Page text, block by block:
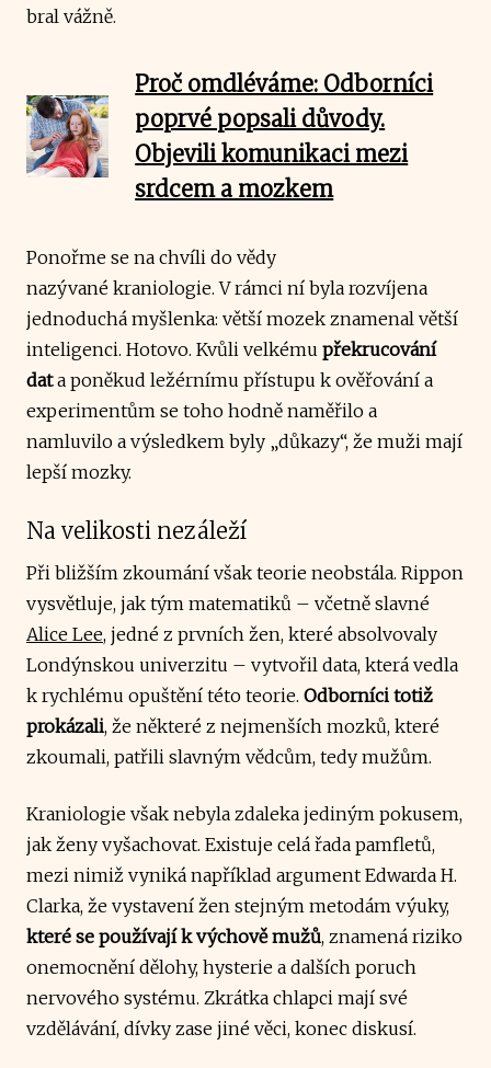
bral vážně.
Proč omdléváme: Odborníci
poprvé popsali důvody.
Objevili komunikaci mezi
srdcem a mozkem
Ponořme se na chvíli do vědy
nazývané kraniologie. V rámci ní byla rozvíjena
jednoduchá myšlenka: větší mozek znamenal větší
inteligenci. Hotovo. Kvůli velkému překrucování
data poněkud ležérnímu přístupu k ověřování a
experimentům se toho hodně naměřilo a
namluvilo a výsledkem byly „důkazy“, že muži mají
lepší mozky.
Na velikosti nezáleží
Při bližším zkoumání však teorie neobstála. Rippon
vysvětluje, jak tým matematiků – včetně slavné
Alice Lee, jedné z prvních žen, které absolvovaly
Londýnskou univerzitu – vytvořil data, která vedla
k rychlému opuštění této teorie. Odborníci totiž
prokázali, že některé z nejmenších mozků, které
zkoumali, patřili slavným vědcům, tedy mužům.
Kraniologie však nebyla zdaleka jediným pokusem,
jak ženy vyšachovat. Existuje celá řada pamfletů,
mezi nimiž vyniká například argument Edwarda H.
Clarka, že vystavení žen stejným metodám výuky,
které se používají k výchově mužů, znamená riziko
onemocnění dělohy, hysterie a dalších poruch
nervového systému. Zkrátka chlapci mají své
vzdělávání, dívky zase jiné věci, konec diskusí.